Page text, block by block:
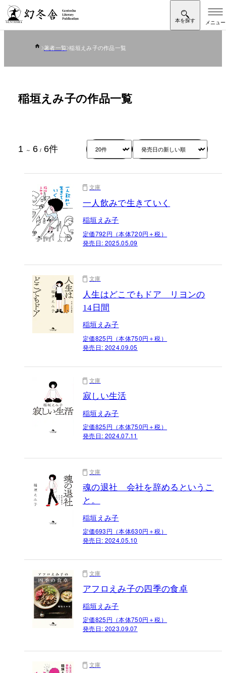
著者一覧 稲垣えみ子の作品一覧
稲垣えみ子の作品一覧
1 ～ 6 / 6件
文庫
一人飲みで生きていく
稲垣えみ子
定価792円（本体720円＋税）
発売日: 2025.05.09
文庫
人生はどこでもドア リヨンの
14日間
稲垣えみ子
定価825円（本体750円＋税）
発売日: 2024.09.05
文庫
寂しい生活
稲垣えみ子
定価825円（本体750円＋税）
発売日: 2024.07.11
文庫
魂の退社 会社を辞めるというこ
と。
稲垣えみ子
定価693円（本体630円＋税）
発売日: 2024.05.10
文庫
アフロえみ子の四季の食卓
稲垣えみ子
定価825円（本体750円＋税）
発売日: 2023.09.07
文庫